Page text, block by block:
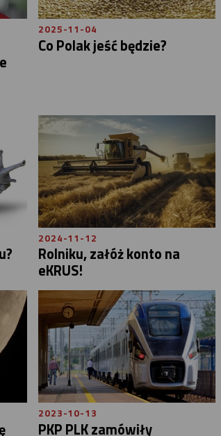
2025-11-04
Co Polak jeść będzie?
2024-11-12
Rolniku, załóż konto na
eKRUS!
2023-10-13
PKP PLK zamówiły